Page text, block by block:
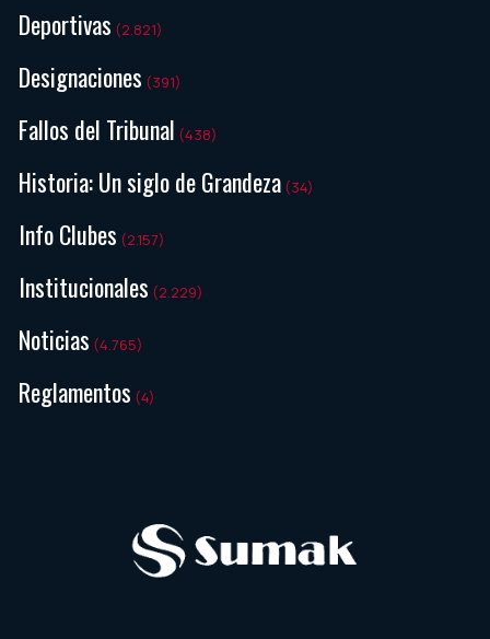
Deportivas (2.821)
Designaciones (391)
Fallos del Tribunal (438)
Historia: Un siglo de Grandeza (34)
Info Clubes (2.157)
Institucionales (2.229)
Noticias (4.765)
Reglamentos (4)